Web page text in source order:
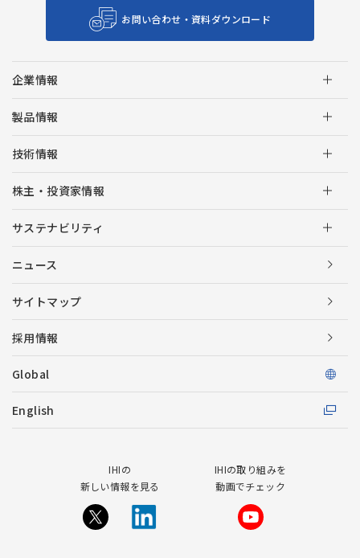
お問い合わせ・資料ダウンロード
企業情報
製品情報
技術情報
株主・投資家情報
サステナビリティ
ニュース
サイトマップ
採用情報
Global
English
IHIの
新しい情報を見る
IHIの取り組みを
動画でチェック